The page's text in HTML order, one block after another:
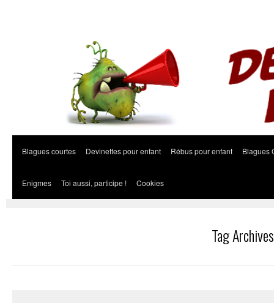
Blagues courtes Devinettes pour enfant Rébus pour enfant Blagues
Enigmes Toi aussi, participe ! Cookies
Tag